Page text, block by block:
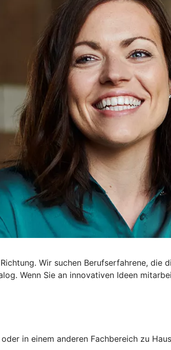
Wir suchen Berufserfahrene,
Wenn Sie an innovativen Ideen
in einem anderen Fachbereich zu